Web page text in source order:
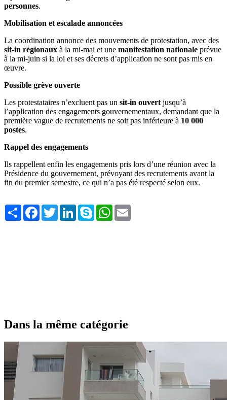
personnes.
Mobilisation et escalade annoncées
La coordination annonce des mouvements de protestation, avec des
sit-in régionaux à la mi-mai et une manifestation nationale prévue
à la mi-juin si la loi et ses décrets d’application ne sont pas mis en
œuvre.
Possible grève ouverte
Les protestataires n’excluent pas un sit-in ouvert jusqu’à
l’application des engagements gouvernementaux, demandant que la
première vague de recrutements ne soit pas inférieure à 10 000
postes.
Rappel des engagements
Ils rappellent enfin les engagements pris lors d’une réunion avec la
Présidence du gouvernement, prévoyant des recrutements avant la
fin du premier semestre, ce qui n’a pas été respecté selon eux.
Share FacebookTwitterLinkedInSkype WhatsApp
Dans la même catégorie